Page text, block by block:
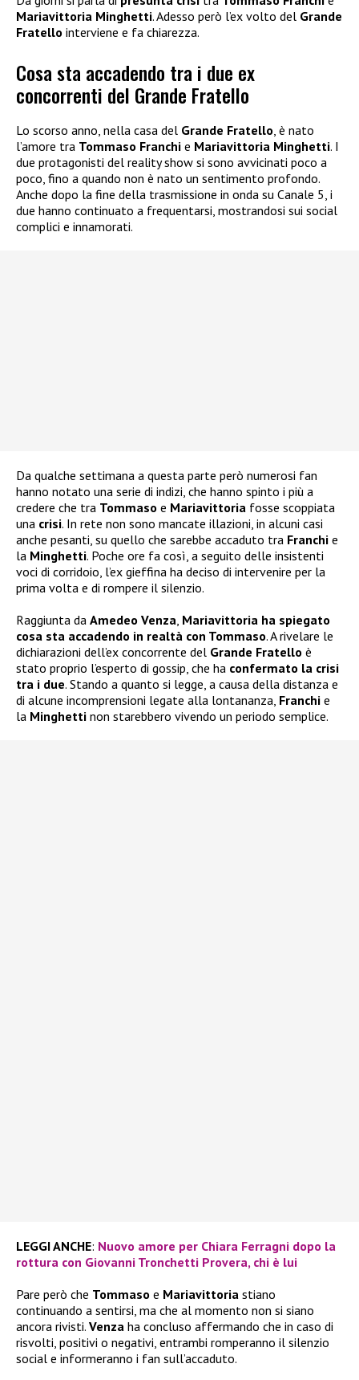
Mariavittoria Minghetti. Adesso però l’ex volto del Grande
Fratello interviene e fa chiarezza.
Cosa sta accadendo tra i due ex
concorrenti del Grande Fratello
Lo scorso anno, nella casa del Grande Fratello, è nato
l’amore tra Tommaso Franchi e Mariavittoria Minghetti. I
due protagonisti del reality show si sono avvicinati poco a
poco, fino a quando non è nato un sentimento profondo.
Anche dopo la fine della trasmissione in onda su Canale 5, i
due hanno continuato a frequentarsi, mostrandosi sui social
complici e innamorati.
Da qualche settimana a questa parte però numerosi fan
hanno notato una serie di indizi, che hanno spinto i più a
credere che tra Tommaso e Mariavittoria fosse scoppiata
una crisi. In rete non sono mancate illazioni, in alcuni casi
anche pesanti, su quello che sarebbe accaduto tra Franchi e
la Minghetti. Poche ore fa così, a seguito delle insistenti
voci di corridoio, l’ex gieffina ha deciso di intervenire per la
prima volta e di rompere il silenzio.
Raggiunta da Amedeo Venza, Mariavittoria ha spiegato
cosa sta accadendo in realtà con Tommaso. A rivelare le
dichiarazioni dell’ex concorrente del Grande Fratello è
stato proprio l’esperto di gossip, che ha confermato la crisi
tra i due. Stando a quanto si legge, a causa della distanza e
di alcune incomprensioni legate alla lontananza, Franchi e
la Minghetti non starebbero vivendo un periodo semplice.
LEGGI ANCHE: Nuovo amore per Chiara Ferragni dopo la
rottura con Giovanni Tronchetti Provera, chi è lui
Pare però che Tommaso e Mariavittoria stiano
continuando a sentirsi, ma che al momento non si siano
ancora rivisti. Venza ha concluso affermando che in caso di
risvolti, positivi o negativi, entrambi romperanno il silenzio
social e informeranno i fan sull’accaduto.